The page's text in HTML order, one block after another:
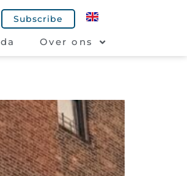
Subscribe
Over ons